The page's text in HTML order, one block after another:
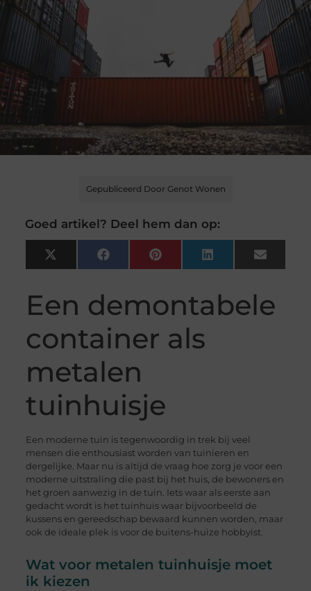
Gepubliceerd Door Genot Wonen
Goed artikel? Deel hem dan op:
X
(Twitter)
FacebookPinterest LinkedIn Email
Een demontabele
container als
metalen
tuinhuisje
Een moderne tuin is tegenwoordig in trek bij veel
mensen die enthousiast worden van tuinieren en
dergelijke. Maar nu is altijd de vraag hoe zorg je voor een
moderne uitstraling die past bij het huis, de bewoners en
het groen aanwezig in de tuin. Iets waar als eerste aan
gedacht wordt is het tuinhuis waar bijvoorbeeld de
kussens en gereedschap bewaard kunnen worden, maar
ook de ideale plek is voor de buitens-huize hobbyist.
Wat voor metalen tuinhuisje moet
ik kiezen